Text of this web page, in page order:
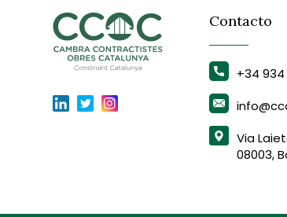
Contacto
+34
Via
08003,